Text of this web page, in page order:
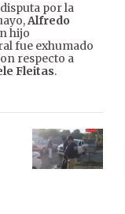
por la
Alfredo
hijo
fue exhumado
respecto a
Fleitas.